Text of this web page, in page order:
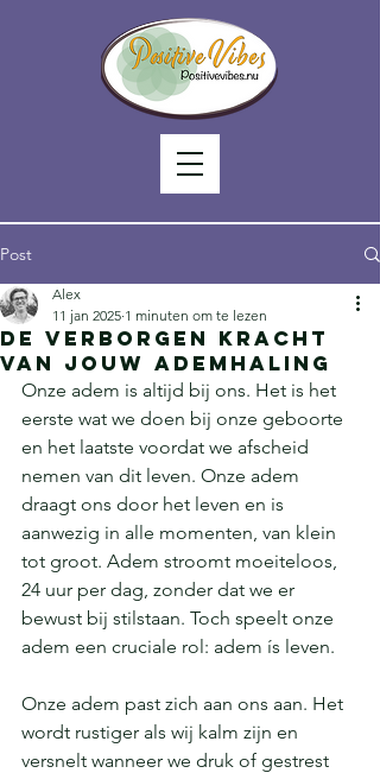
Post
De Verborgen Kracht
van Jouw Ademhaling
Alex
11 jan 2025 1 minuten om te lezen
Onze adem is altijd bij ons. Het is het
eerste wat we doen bij onze geboorte
en het laatste voordat we afscheid
nemen van dit leven. Onze adem
draagt ons door het leven en is
aanwezig in alle momenten, van klein
tot groot. Adem stroomt moeiteloos,
24 uur per dag, zonder dat we er
bewust bij stilstaan. Toch speelt onze
adem een cruciale rol: adem ís leven.
Onze adem past zich aan ons aan. Het
wordt rustiger als wij kalm zijn en
versnelt wanneer we druk of gestrest